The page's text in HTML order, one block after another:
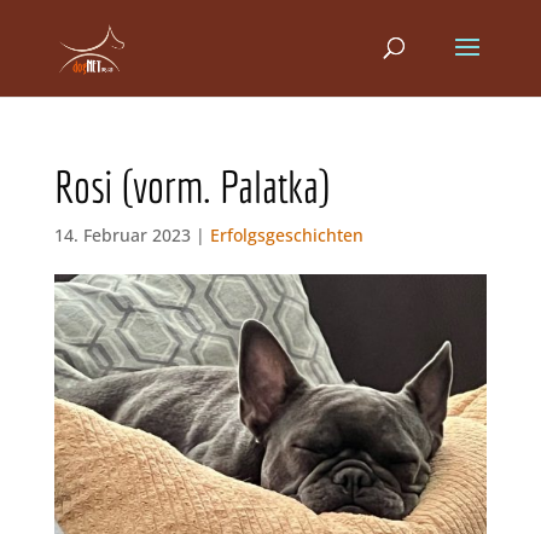
Rosi (vorm. Palatka)
14. Februar 2023 | Erfolgsgeschichten